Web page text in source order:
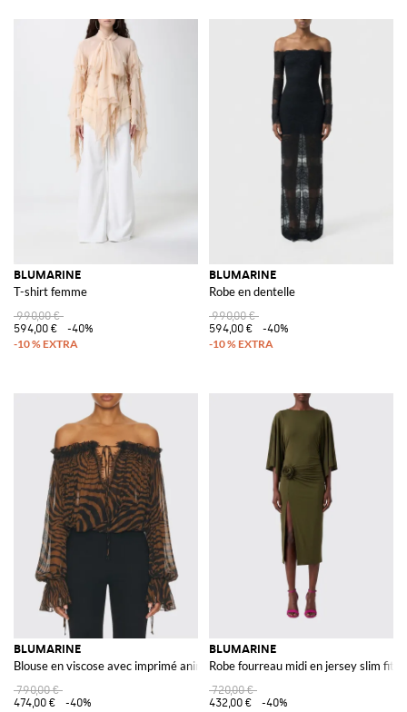
BLUMARINE
T-shirt femme
990,00 €
594,00 €
-40%
BLUMARINE
Robe en dentelle
990,00 €
594,00 €
-40%
BLUMARINE
Blouse en viscose avec imprimé animalier
790,00 €
474,00 €
-40%
BLUMARINE
Robe fourreau midi en jersey slim fit
720,00 €
432,00 €
-40%